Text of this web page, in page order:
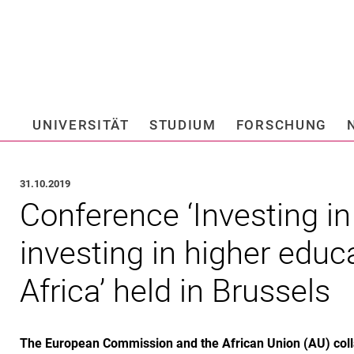
Springe direkt zu:
UNIVERSITÄT STUDIUM FORSCHUNG
31.10.2019
Conference ‘Investing
investing in higher
Africa’ held in Brussels
The European Commission and the African Union (AU)